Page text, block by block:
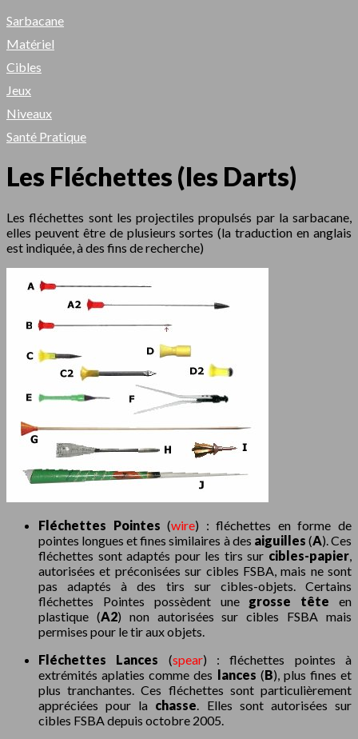
Sarbacane
Matériel
Cibles
Jeux
Niveaux
Santé Pratique
Les Fléchettes (les Darts)
Les fléchettes sont les projectiles propulsés par la sarbacane,
elles peuvent être de plusieurs sortes (la traduction en anglais
est indiquée, à des fins de recherche)
Fléchettes Pointes (wire) : fléchettes en forme de
pointes longues et fines similaires à des aiguilles (A). Ces
fléchettes sont adaptés pour les tirs sur cibles-papier,
autorisées et préconisées sur cibles FSBA, mais ne sont
pas adaptés à des tirs sur cibles-objets. Certains
fléchettes Pointes possèdent une grosse tête en
plastique (A2) non autorisées sur cibles FSBA mais
permises pour le tir aux objets.
Fléchettes Lances (spear) : fléchettes pointes à
extrémités aplaties comme des lances (B), plus fines et
plus tranchantes. Ces fléchettes sont particulièrement
appréciées pour la chasse. Elles sont autorisées sur
cibles FSBA depuis octobre 2005.